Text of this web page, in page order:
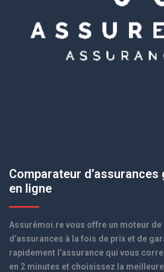
Comparateur
en ligne
Assurémoi.re vous offre un moteur
d’assurances à la fois de prix et de
rapidement l’assurance qui vous
en 2 minutes et choisissez la